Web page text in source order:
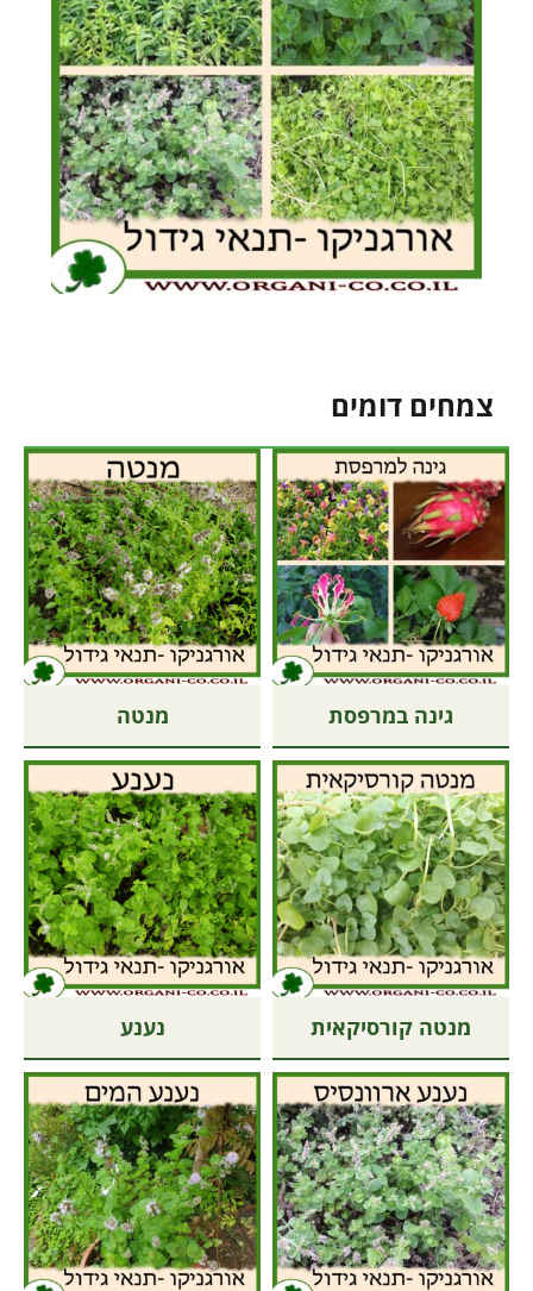
צמחים דומים
גינה במרפסת מנטה
מנטה קורסיקאית נענע